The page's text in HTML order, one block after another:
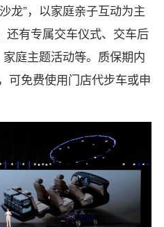
龙”，以家庭亲子互动为主
还有专属交车仪式、交车后
庭主题活动等。质保期内
可免费使用门店代步车或申